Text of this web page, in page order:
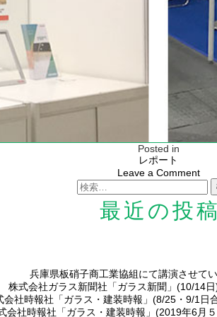
Posted in
レポート
Leave a Commenton
[高
性
能]
建
出
展
致
し
検
索:
最近の投稿
兵庫県板硝子商工業協組にて講演させてい
株式会社ガラス新聞社「ガラス新聞」(10/14日
会社時報社「ガラス・建装時報」(8/25・9/1日
会社時報社「ガラス・建装時報」(2019年6月